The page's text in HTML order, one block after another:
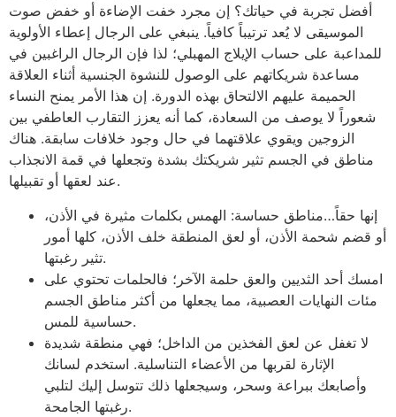
أفضل تجربة في حياتك؟ إن مجرد خفت الإضاءة أو خفض صوت
الموسيقى لا يُعد ترتيباً كافياً. ينبغي على الرجال إعطاء الأولوية
للمداعبة على حساب الإيلاج المهبلي؛ لذا فإن الرجال الراغبين في
مساعدة شريكاتهم على الوصول للنشوة الجنسية أثناء العلاقة
الحميمة عليهم الالتحاق بهذه الدورة. إن هذا الأمر يمنح النساء
شعوراً لا يوصف من السعادة، كما أنه يعزز التقارب العاطفي بين
الزوجين ويقوي علاقتهما في حال وجود خلافات سابقة. هناك
مناطق في الجسم تثير شريكتك بشدة وتجعلها في قمة الانجذاب
عند لعقها أو تقبيلها.
إنها حقاً…مناطق حساسة: الهمس بكلمات مثيرة في الأذن،
أو قضم شحمة الأذن، أو لعق المنطقة خلف الأذن، كلها أمور
تثير رغبتها.
امسك أحد الثديين والعق حلمة الآخر؛ فالحلمات تحتوي على
مئات النهايات العصبية، مما يجعلها من أكثر مناطق الجسم
حساسية للمس.
لا تغفل عن لعق الفخذين من الداخل؛ فهي منطقة شديدة
الإثارة لقربها من الأعضاء التناسلية. استخدم لسانك
وأصابعك ببراعة وسحر، وسيجعلها ذلك تتوسل إليك لتلبي
رغبتها الجامحة.